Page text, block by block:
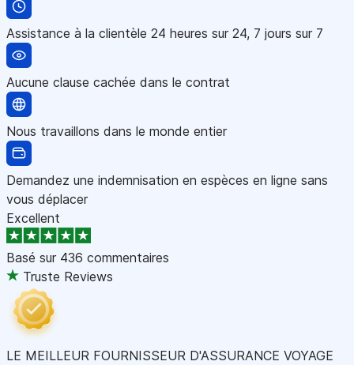
Assistance à la clientèle 24 heures sur 24, 7 jours sur 7
Aucune clause cachée dans le contrat
Nous travaillons dans le monde entier
Demandez une indemnisation en espèces en ligne sans
vous déplacer
Excellent
Basé sur 436 commentaires
Truste Reviews
LE MEILLEUR FOURNISSEUR D'ASSURANCE VOYAGE